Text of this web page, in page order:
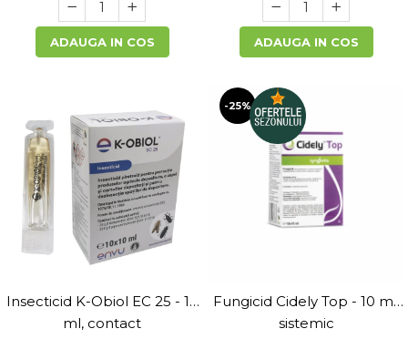
ADAUGA IN COS ADAUGA IN COS
Insecticid K-Obiol EC 25 - 10
ml, contact
-25%
Fungicid Cidely Top - 10 ml,
sistemic